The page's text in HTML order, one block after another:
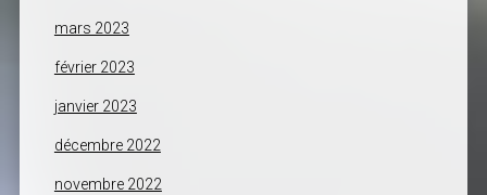
mars 2023
février 2023
janvier 2023
décembre 2022
novembre 2022